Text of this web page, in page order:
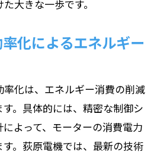
大きな一歩です。
化によるエネルギー
化は、エネルギー消費の削減
。具体的には、精密な制御シ
よって、モーターの消費電力
。荻原電機では、最新の技術